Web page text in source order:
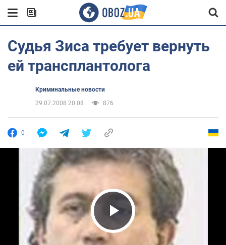
Судья Зиса требует вернуть
ей трансплантолога
Криминальные новости
29.07.2008 20:08
876
0
Play Video